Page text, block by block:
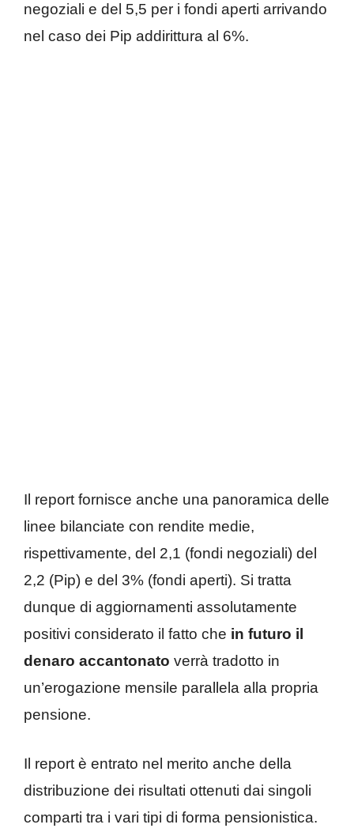
negoziali e del 5,5 per i fondi aperti arrivando
nel caso dei Pip addirittura al 6%.
Il report fornisce anche una panoramica delle
linee bilanciate con rendite medie,
rispettivamente, del 2,1 (fondi negoziali) del
2,2 (Pip) e del 3% (fondi aperti). Si tratta
dunque di aggiornamenti assolutamente
positivi considerato il fatto che in futuro il
denaro accantonato verrà tradotto in
un’erogazione mensile parallela alla propria
pensione.
Il report è entrato nel merito anche della
distribuzione dei risultati ottenuti dai singoli
comparti tra i vari tipi di forma pensionistica.